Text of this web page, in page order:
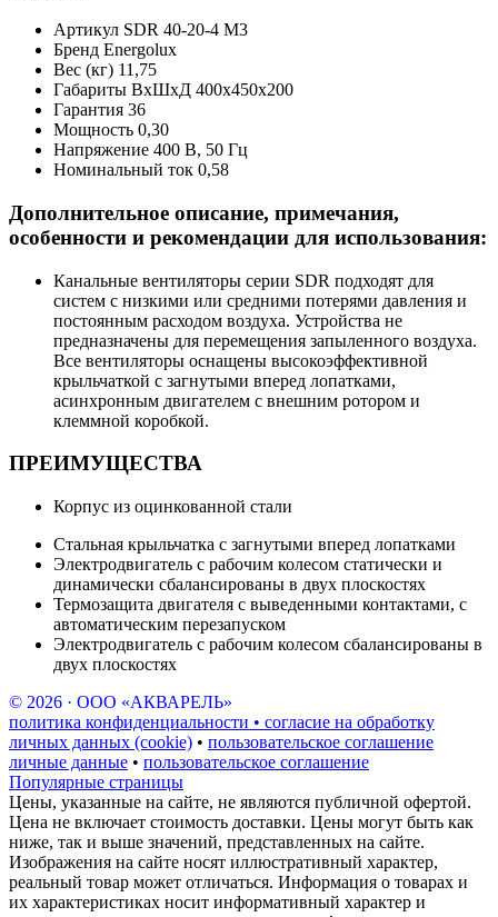
Артикул SDR 40-20-4 M3
Бренд Energolux
Вес (кг) 11,75
Габариты ВхШхД 400x450x200
Гарантия 36
Мощность 0,30
Напряжение 400 В, 50 Гц
Номинальный ток 0,58
Дополнительное описание, примечания,
особенности и рекомендации для использования:
Канальные вентиляторы серии SDR подходят для
систем с низкими или средними потерями давления и
постоянным расходом воздуха. Устройства не
предназначены для перемещения запыленного воздуха.
Все вентиляторы оснащены высокоэффективной
крыльчаткой с загнутыми вперед лопатками,
асинхронным двигателем с внешним ротором и
клеммной коробкой.
ПРЕИМУЩЕСТВА
Корпус из оцинкованной стали
Стальная крыльчатка с загнутыми вперед лопатками
Электродвигатель с рабочим колесом статически и
динамически сбалансированы в двух плоскостях
Термозащита двигателя с выведенными контактами, с
автоматическим перезапуском
Электродвигатель с рабочим колесом сбалансированы в
двух плоскостях
© 2026 · ООО «АКВАРЕЛЬ»
политика конфиденциальности • согласие на обработку
личных данных (cookie) • пользовательское соглашение
личные данные • пользовательское соглашение
Популярные страницы
Цены, указанные на сайте, не являются публичной офертой.
Цена не включает стоимость доставки. Цены могут быть как
ниже, так и выше значений, представленных на сайте.
Изображения на сайте носят иллюстративный характер,
реальный товар может отличаться. Информация о товарах и
их характеристиках носит информативный характер и